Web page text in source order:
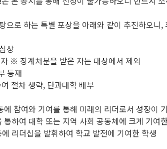
으로 하는 특별 포상을 아래와 같이 추진하오
상
※ 징계처분을 받은 자는 대상에서 제외
등재
절차 생략, 단과대학 배부
참여와 기여를 통해 미래의 리더로서 성장이
하여 대학 또는 지역 사회 공동체에 크게 기여
리더십을 발휘하여 학교 발전에 기여한 학생